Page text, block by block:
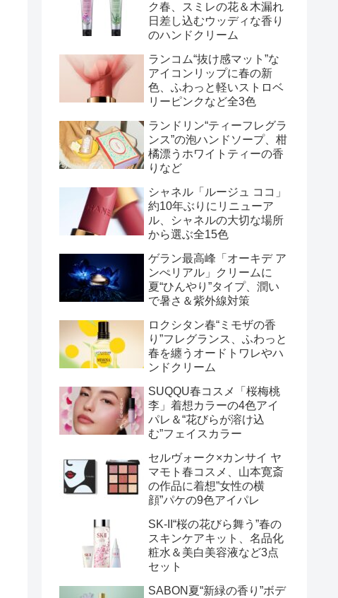
ク春、スミレの花＆木漏れ
日差し込むウッディな香り
のハンドクリーム
ランコム“抜け感マット”な
アイコンリップに春の新
色、ふわっと軽いストロベ
リーピンクなど全3色
ランドリン“ティーフレグラ
ンス”の泡ハンドソープ、柑
橘漂うホワイトティーの香
りなど
シャネル「ルージュ ココ」
約10年ぶりにリニューア
ル、シャネルの大切な場所
から選ぶ全15色
ゲラン最高峰「オーキデ ア
ンぺリアル」クリームに
夏“ひんやり”タイプ、潤い
で暑さ＆紫外線対策
ロクシタン春“ミモザの香
り”フレグランス、ふわっと
春を纏うオードトワレやハ
ンドクリーム
SUQQU春コスメ「桜梅桃
李」着想カラーの4色アイ
パレ＆“花びらが溶け込
む”フェイスカラー
セルヴォーク×カンサイ ヤ
マモト春コスメ、山本寛斎
の作品に着想”女性の横
顔”パケの9色アイパレ
SK-II“桜の花びら舞う”春の
スキンケアキット、名品化
粧水＆美白美容液など3点
セット
SABON夏“新緑の香り”ボデ